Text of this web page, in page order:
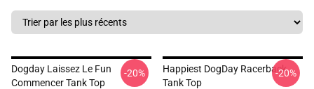
Dogday Laissez Le Fun
Commencer Tank Top
-20%
Happiest DogDay Racerback
Tank Top
-20%